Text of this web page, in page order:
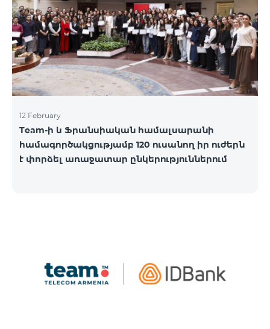
դեպքում։ Շնորհակալություն ըմբռնման համար։
12 February
Team-ի և Ֆրանսիական համալսարանի
համագործակցությամբ 120 ուսանող իր ուժերն
է փորձել առաջատար ընկերություններում